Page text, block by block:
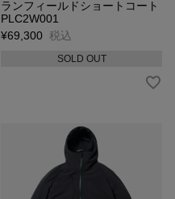
ランフィールドショートコート
PLC2W001
¥69,300 税込
SOLD OUT